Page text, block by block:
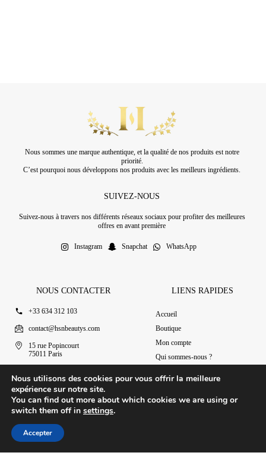
Nous sommes une marque authentique, et la qualité de nos produits est notre
priorité.
C’est pourquoi nous développons nos produits avec les meilleurs ingrédients.
SUIVEZ-NOUS
Suivez-nous à travers nos différents réseaux sociaux pour profiter des meilleures
offres en avant première
Instagram Snapchat WhatsApp
NOUS CONTACTER
+33 634 312 103
contact@hsnbeautys.com
15 rue Popincourt
75011 Paris
LIENS RAPIDES
Accueil
Boutique
Mon compte
Qui sommes-nous ?
Nous utilisons des cookies pour vous offrir la meilleure
expérience sur notre site.
You can find out more about which cookies we are using or
switch them off in settings.
Accepter
Accueil